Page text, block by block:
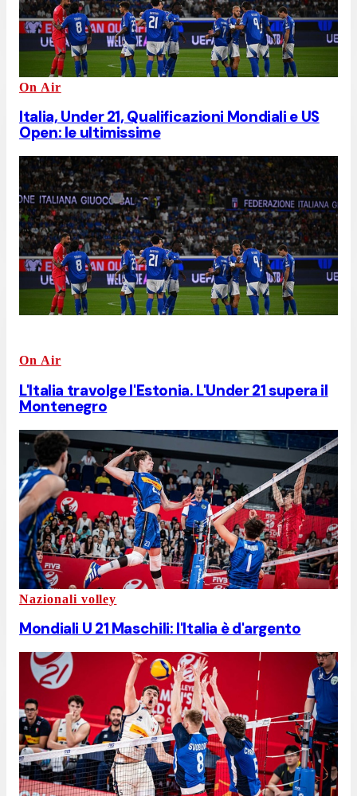
On Air
Italia, Under 21, Qualificazioni Mondiali e US
Open: le ultimissime
On Air
L'Italia travolge l'Estonia. L'Under 21 supera il
Montenegro
Nazionali volley
Mondiali U 21 Maschili: l'Italia è d'argento